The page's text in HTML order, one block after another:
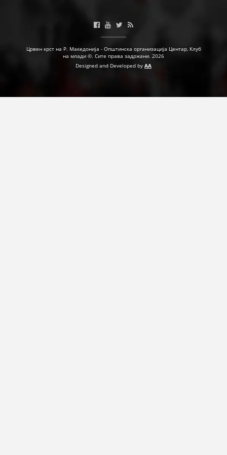
ПРИРАЧНИЦИ
Црвен крст на Р. Македонија - Општинска организација Центар, Клуб
на млади ©. Сите права задржани. 2026
Designed and Developed by AA